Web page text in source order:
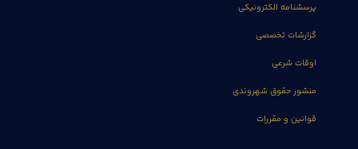
پرسشنامه الکترونیکی
گزارشات تخصصی
اوقات شرعی
منشور حقوق شهروندی
قوانین و مقررات